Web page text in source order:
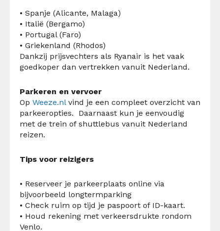
• Spanje (Alicante, Malaga)
• Italië (Bergamo)
• Portugal (Faro)
• Griekenland (Rhodos)
Dankzij prijsvechters als Ryanair is het vaak
goedkoper dan vertrekken vanuit Nederland.
Parkeren en vervoer
Op Weeze.nlvind je een compleet overzicht van
parkeeropties. Daarnaast kun je eenvoudig
met de trein of shuttlebus vanuit Nederland
reizen.
Tips voor reizigers
• Reserveer je parkeerplaats online via
bijvoorbeeld longtermparking
• Check ruim op tijd je paspoort of ID-kaart.
• Houd rekening met verkeersdrukte rondom
Venlo.